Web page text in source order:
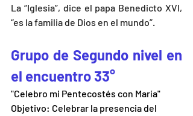
La “Iglesia”, dice el papa Benedicto XVI,
“es la familia de Dios en el mundo”.
Grupo de Segundo nivel en
el encuentro 33°
"Celebro mi Pentecostés con María"
Objetivo: Celebrar la presencia del